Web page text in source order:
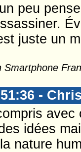
peu
juste un
Smartphone
-
idées
nature